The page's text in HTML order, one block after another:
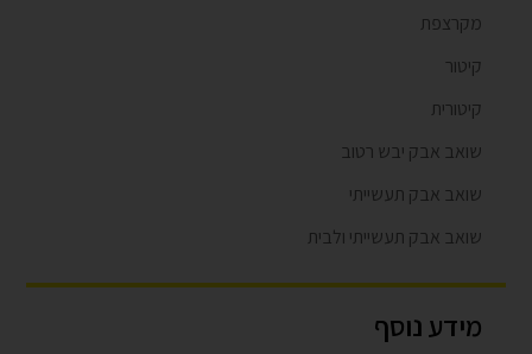
מקרצפת
קיטור
קיטורית
שואב אבק יבש רטוב
שואב אבק תעשייתי
שואב אבק תעשייתי ולבית
מידע נוסף